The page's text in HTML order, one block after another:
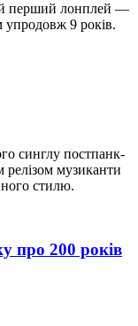
перший лонплей —
9 років.
синглу постпанк-
музиканти
стилю.
про 200 років